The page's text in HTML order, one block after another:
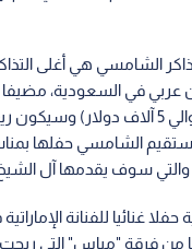
الشامسي هي أغلى
عربي في السعودية، مضيفا
وصل إلى 18 ألف (حوالي 5 آلاف
الشامسي حفلها
والتي سوف يقدمها آل الشيخ
غنائيا للفنانة
من فرقة "مياس" التي